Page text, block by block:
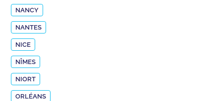
NANCY
NANTES
NICE
NÎMES
NIORT
ORLÉANS